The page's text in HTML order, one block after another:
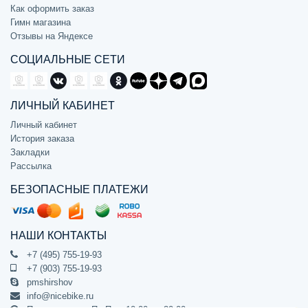
Как оформить заказ
Гимн магазина
Отзывы на Яндексе
СОЦИАЛЬНЫЕ СЕТИ
ЛИЧНЫЙ КАБИНЕТ
Личный кабинет
История заказа
Закладки
Рассылка
БЕЗОПАСНЫЕ ПЛАТЕЖИ
НАШИ КОНТАКТЫ
+7 (495) 755-19-93
+7 (903) 755-19-93
pmshirshov
info@nicebike.ru